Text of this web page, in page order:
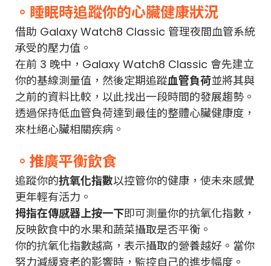
。睡眠時追蹤你的心臟健康狀況
借助 Galaxy Watch8 Classic 管理夜間血管系統
承受的壓力值。
在前 3 晚中，Galaxy Watch8 Classic 會先建立
你的基線測量值，然後定期追蹤血管負荷並將其與
之前的資料比較，以此找出一段時間的發展趨勢。
透過保持低血管負荷達到最佳的整體心臟健康度，
來杜絕心臟相關疾病。
。推廣平衡飲食
追蹤你的抗氧化指數以控管你的健康，使未來感覺
更年輕有活力。
拇指在傳感器上按一下即可測量你的抗氧化指數，
反映飲食中的水果和蔬菜攝取是否平衡。
你的抗氧化指數越高，表示攝取的營養越好。當你
努力減緩衰老的影響時，監控自己的進步幅度。